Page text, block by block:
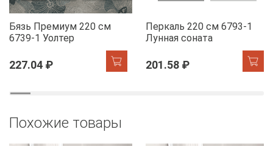
Бязь Премиум 220 см
6739-1 Уолтер
227.04 ₽
Перкаль 220 см 6793-1
Лунная соната
201.58 ₽
Похожие товары